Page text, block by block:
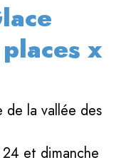
x
de la vallée des
24 et dimanche